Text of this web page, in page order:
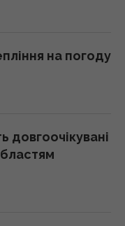
на погоду
довгоочікувані